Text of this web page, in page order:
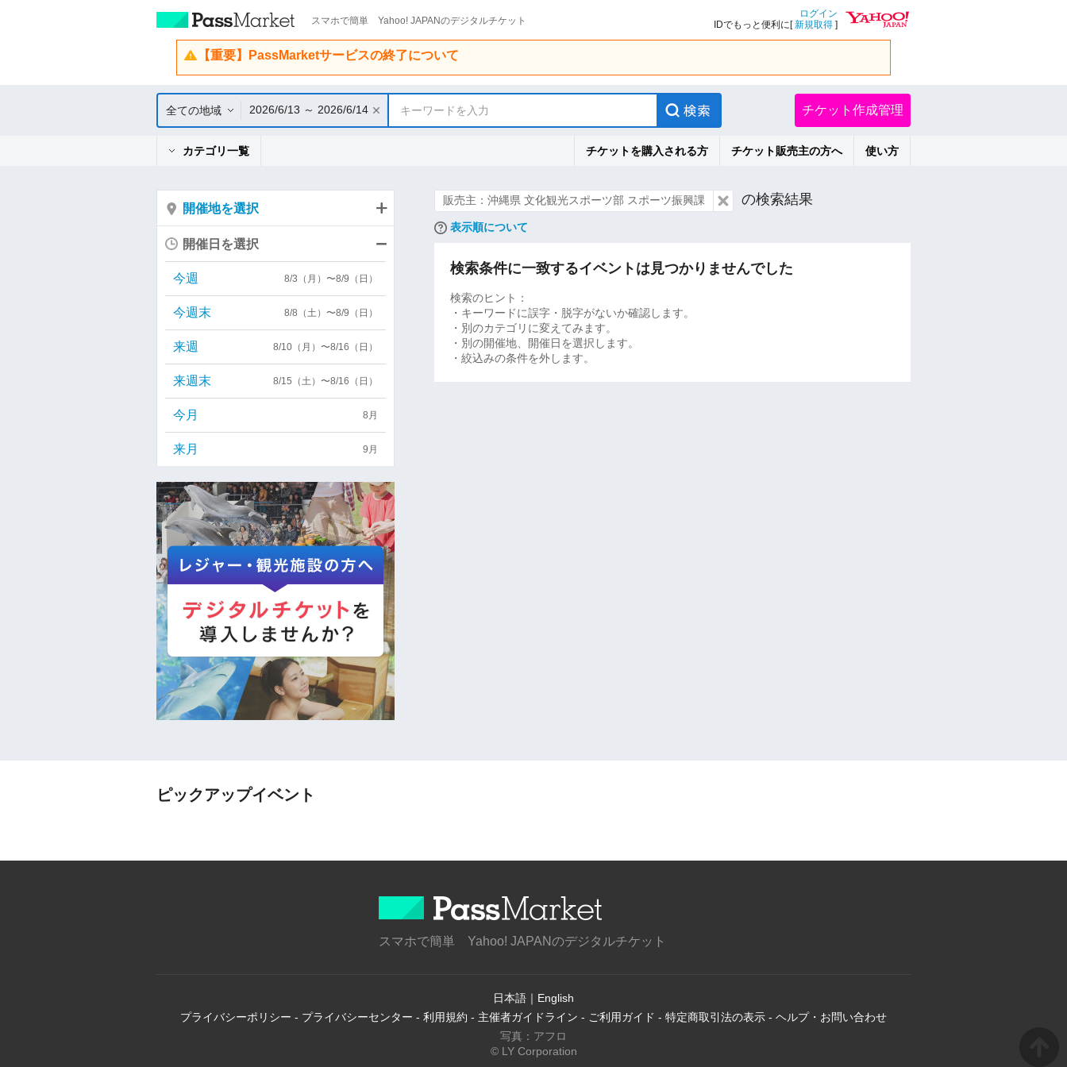
スマホで簡単 Yahoo! JAPANのデジタルチケット
ログイン
IDでもっと便利に[新規取得 ]
【重要】PassMarketサービスの終了について
全ての地域 2026/6/13 ～ 2026/6/14 キーワードを入力 チケット作成管理
カテゴリ一覧 チケットを購入される方 チケット販売主の方へ 使い方
販売主：沖縄県 ⽂化観光スポーツ部 スポーツ振興課 の検索結果
表示順について
検索条件に一致するイベントは見つかりませんでした
検索のヒント：
・キーワードに誤字・脱字がないか確認します。
・別のカテゴリに変えてみます。
・別の開催地、開催日を選択します。
・絞込みの条件を外します。
開催地を選択
開催日を選択
今週 8/3（月）〜8/9（日）
今週末 8/8（土）〜8/9（日）
来週 8/10（月）〜8/16（日）
来週末 8/15（土）〜8/16（日）
今月 8月
来月 9月
ピックアップイベント
スマホで簡単 Yahoo! JAPANのデジタルチケット
日本語 ｜ English
プライバシーポリシー - プライバシーセンター - 利用規約 - 主催者ガイドライン - ご利用ガイド - 特定商取引法の表示 - ヘルプ・お問い合わせ
写真：アフロ
© LY Corporation